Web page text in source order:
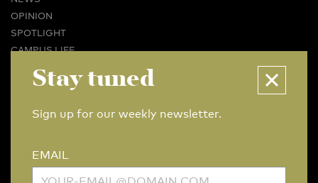
OPINION
SPOTLIGHT
CAMPUS LIFE
BUSINESS & CAREER
CONTACT
ARCHIVE
Stay tuned
Sign up for our weekly newsletter.
EMAIL